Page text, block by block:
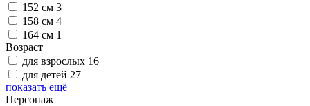
152 см 3
158 см 4
164 см 1
Возраст
для взрослых 16
для детей 27
показать ещё
Персонаж